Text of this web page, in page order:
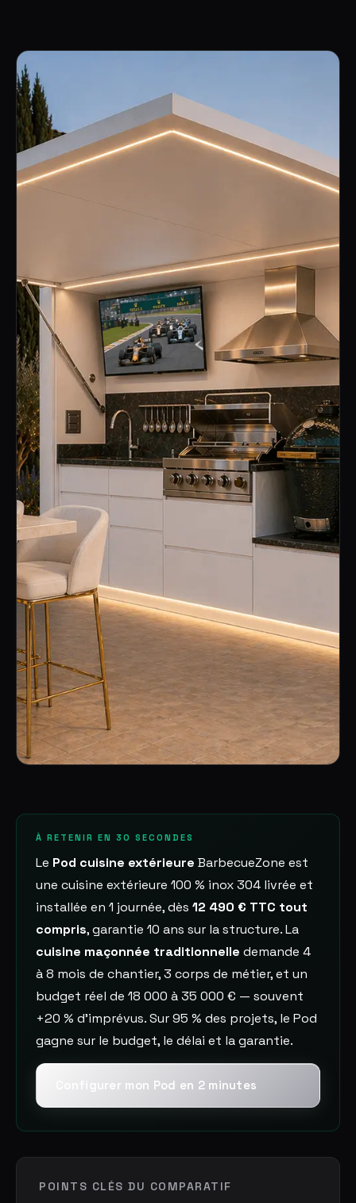
À RETENIR EN 30 SECONDES
Le Pod cuisine extérieure BarbecueZone est
une cuisine extérieure 100 % inox 304 livrée et
installée en 1 journée, dès 12 490 € TTC tout
compris, garantie 10 ans sur la structure. La
cuisine maçonnée traditionnelle demande 4
à 8 mois de chantier, 3 corps de métier, et un
budget réel de 18 000 à 35 000 € — souvent
+20 % d'imprévus. Sur 95 % des projets, le Pod
gagne sur le budget, le délai et la garantie.
Configurer mon Pod en 2 minutes
POINTS CLÉS DU COMPARATIF